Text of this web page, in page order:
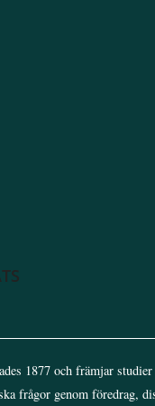
1877 och främjar
frågor genom föredrag,